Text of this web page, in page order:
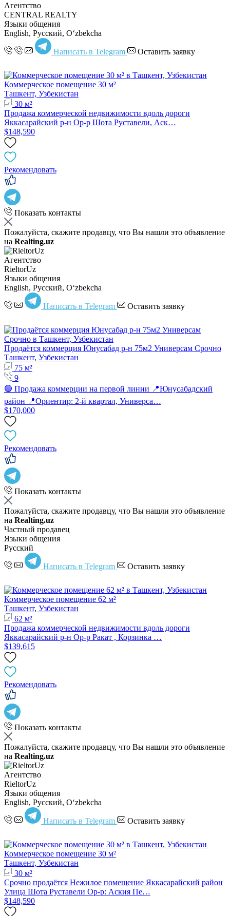
Агентство
CENTRAL REALTY
Языки общения
English, Русский, Oʻzbekcha
Написать в Telegram Оставить заявку
Коммерческое помещение 30 м²
Ташкент, Узбекистан
30 м²
Продажа коммерческой недвижимости вдоль дороги
Яккасарайский р-н Ор-р Шота Руставели, Аск…
$148,590
Рекомендовать
Показать контакты
Пожалуйста, скажите продавцу, что Вы нашли это объявление
на Realting.uz
Агентство
RieltorUz
Языки общения
English, Русский, Oʻzbekcha
Написать в Telegram Оставить заявку
Продаётся коммерция Юнусабад р-н 75м2 Универсам Срочно
Ташкент, Узбекистан
75 м²
9
🟢 Продажа коммерции на первой линии 📍Юнусабадский
район 📍Ориентир: 2-й квартал, Универса…
$170,000
Рекомендовать
Показать контакты
Пожалуйста, скажите продавцу, что Вы нашли это объявление
на Realting.uz
Частный продавец
Языки общения
Русский
Написать в Telegram Оставить заявку
Коммерческое помещение 62 м²
Ташкент, Узбекистан
62 м²
Продажа коммерческой недвижимости вдоль дороги
Яккасарайский р-н Ор-р Ракат , Корзинка …
$139,615
Рекомендовать
Показать контакты
Пожалуйста, скажите продавцу, что Вы нашли это объявление
на Realting.uz
Агентство
RieltorUz
Языки общения
English, Русский, Oʻzbekcha
Написать в Telegram Оставить заявку
Коммерческое помещение 30 м²
Ташкент, Узбекистан
30 м²
Срочно продаётся Нежилое помещение Яккасарайский район
Улица Шота Руставели Ор-р: Аския Пе…
$148,590